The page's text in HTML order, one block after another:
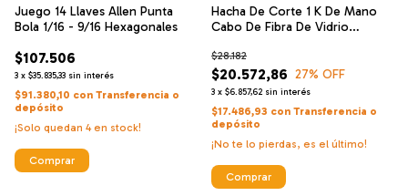
Juego 14 Llaves Allen Punta
Bola 1/16 - 9/16 Hexagonales
$107.506
3 x $35.835,33 sin interés
$91.380,10 con Transferencia o
depósito
¡Solo quedan 4en stock!
Comprar
Hacha De Corte 1 K De Mano
Cabo De Fibra De Vidrio
$20.572,86
$28.182
27% OFF
3 x $6.857,62 sin interés
$17.486,93 con Transferencia o
depósito
¡No te lo pierdas, es el último!